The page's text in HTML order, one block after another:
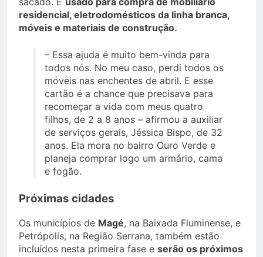
residencial, eletrodomésticos da linha branca,
móveis e materiais de construção.
– Essa ajuda é muito bem-vinda para
todos nós. No meu caso, perdi todos os
móveis nas enchentes de abril. E esse
cartão é a chance que precisava para
recomeçar a vida com meus quatro
filhos, de 2 a 8 anos – afirmou a auxiliar
de serviços gerais, Jéssica Bispo, de 32
anos. Ela mora no bairro Ouro Verde e
planeja comprar logo um armário, cama
e fogão.
Próximas cidades
Os municípios de Magé, na Baixada Fluminense, e
Petrópolis, na Região Serrana, também estão
incluídos nesta primeira fase e serão os próximos